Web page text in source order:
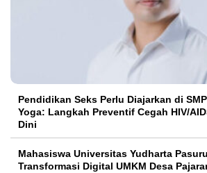
Pendidikan Seks Perlu Diajarkan di
Yoga: Langkah Preventif Cegah HIV/
Dini
Mahasiswa Universitas Yudharta
Transformasi Digital UMKM Desa